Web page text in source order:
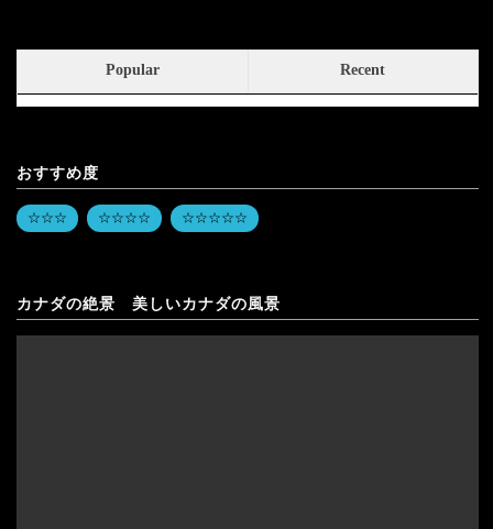
Popular Recent
おすすめ度
☆☆☆ ☆☆☆☆ ☆☆☆☆☆
カナダの絶景 美しいカナダの風景